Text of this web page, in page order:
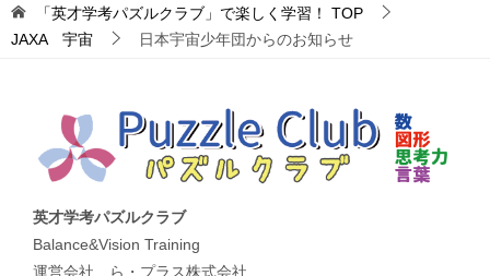
「英才学考パズルクラブ」で楽しく学習！
TOP
JAXA 宇宙
日本宇宙少年団からのお知らせ
英才学考パズルクラブ
Balance&Vision Training
運営会社 ら・プラス株式会社